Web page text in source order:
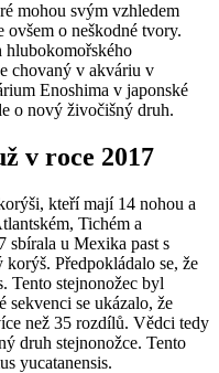
mohou svým vzhledem
ovšem o neškodné tvory.
hlubokomořského
chovaný v akváriu v
Enoshima v japonské
o nový živočišný druh.
v roce 2017
kteří mají 14 nohou a
Tichém a
sbírala u Mexika past s
Předpokládalo se, že
Tento stejnonožec byl
sekvenci se ukázalo, že
než 35 rozdílů. Vědci tedy
druh stejnonožce. Tento
yucatanensis.